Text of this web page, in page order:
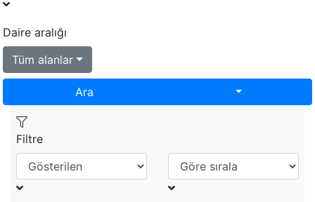
Daire aralığı
Tüm alanlar
Ara Toggle
Filtre